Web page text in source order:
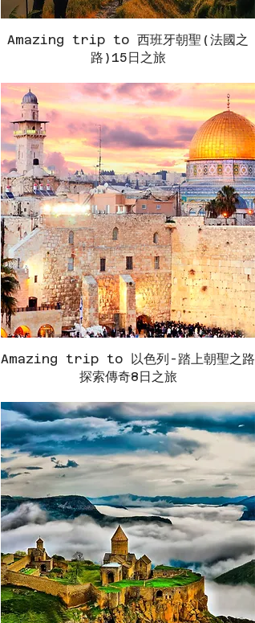
快速瀏覽
Amazing trip to 西班牙朝聖(法國之
路)15日之旅
快速瀏覽
Amazing trip to 以色列-踏上朝聖之路
探索傳奇8日之旅